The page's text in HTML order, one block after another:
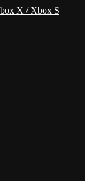
X / Xbox S